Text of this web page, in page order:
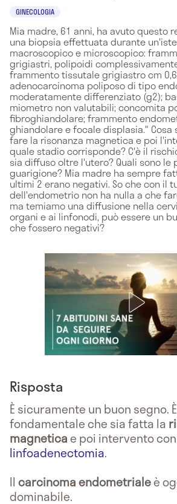
GINECOLOGIA
Mia madre, 61 anni, ha avuto questo
una biopsia effettuata durante
macroscopico e microscopico:
grigiastri, polipoidi
frammento tissutale grigiastro cm
adenocarcinoma poliposo di tipo
moderatamente differenziato (g2);
miometro non valutabili; concomita
fibroghiandolare; frammento
ghiandolare e focale displasia." Cosa
fare la risonanza magnetica e poi
quale stadio corrisponde? C'è il
sia diffuso oltre l'utero? Quali sono le
guarigione? Mia madre ha sempre
ultimi 2 erano negativi. So che con il
dell'endometrio non ha nulla a che
ma temiamo una diffusione nella
organi e ai linfonodi, può essere un
che fossero negativi?
Risposta
È sicuramente un buon segno.
fondamentale che sia fatta la
magneticae poi intervento con
linfoadenectomia.
Il carcinoma endometrialeè
dominabile.